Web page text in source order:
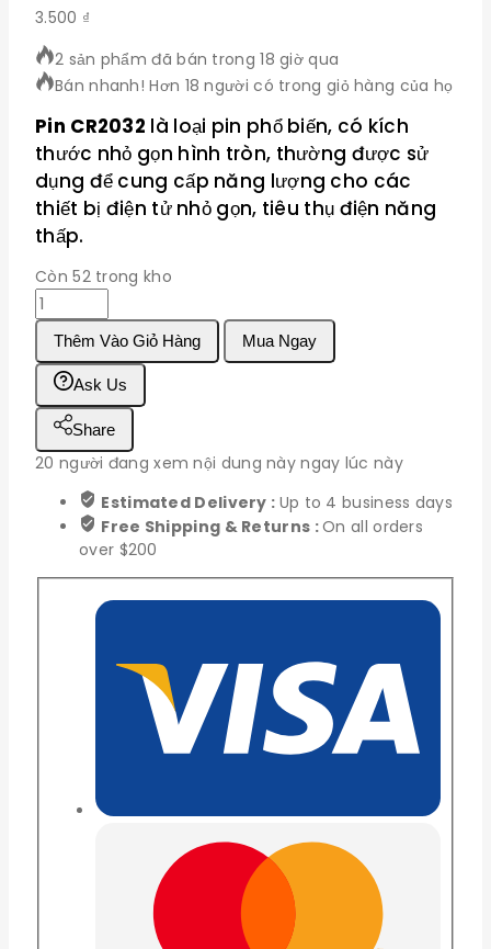
3.500 ₫
2 sản phẩm đã bán trong 18 giờ qua
Bán nhanh! Hơn 18 người có trong giỏ hàng của họ
Pin CR2032 là loại pin phổ biến, có kích
thước nhỏ gọn hình tròn, thường được sử
dụng để cung cấp năng lượng cho các
thiết bị điện tử nhỏ gọn, tiêu thụ điện năng
thấp.
Còn 52 trong kho
Pin
CR2032
lượng
Thêm Vào Giỏ Hàng Mua Ngay
Ask Us
Share
20 người đang xem nội dung này ngay lúc này
Estimated Delivery : Up to 4 business days
Free Shipping & Returns :On all orders
over $200